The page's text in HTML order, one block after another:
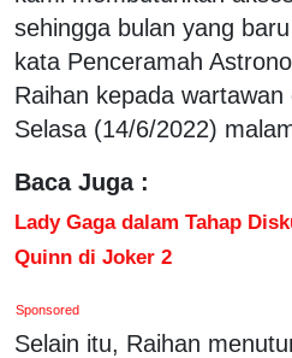
sehingga bulan yang
kata Penceramah
Raihan kepada
Selasa (14/6/2022)
Baca Juga :
Lady Gaga dalam Tahap
Quinn di Joker 2
Sponsored
Selain itu, Raihan